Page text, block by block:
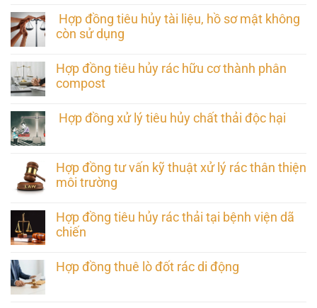
Hợp đồng tiêu hủy tài liệu, hồ sơ mật không
còn sử dụng
Hợp đồng tiêu hủy rác hữu cơ thành phân
compost
Hợp đồng xử lý tiêu hủy chất thải độc hại
Hợp đồng tư vấn kỹ thuật xử lý rác thân thiện
môi trường
Hợp đồng tiêu hủy rác thải tại bệnh viện dã
chiến
Hợp đồng thuê lò đốt rác di động